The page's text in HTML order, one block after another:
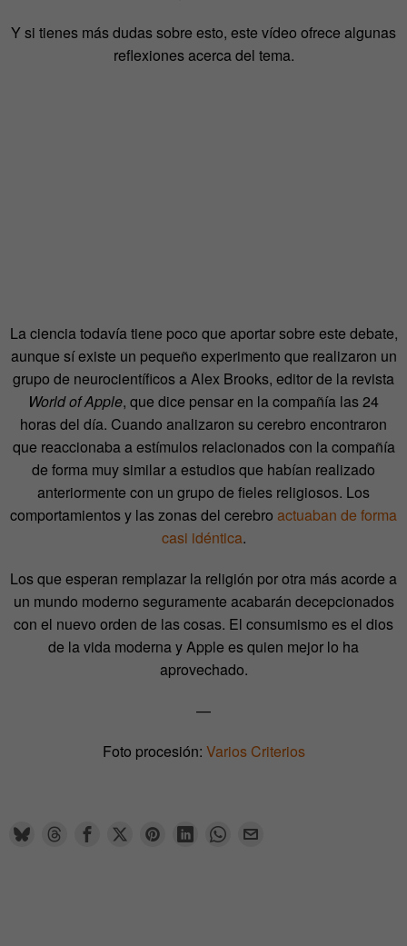
Y si tienes más dudas sobre esto, este vídeo ofrece algunas
reflexiones acerca del tema.
La ciencia todavía tiene poco que aportar sobre este debate,
aunque sí existe un pequeño experimento que realizaron un
grupo de neurocientíficos a Alex Brooks, editor de la revista
World of Apple, que dice pensar en la compañía las 24
horas del día. Cuando analizaron su cerebro encontraron
que reaccionaba a estímulos relacionados con la compañía
de forma muy similar a estudios que habían realizado
anteriormente con un grupo de fieles religiosos. Los
comportamientos y las zonas del cerebro actuaban de forma
casi idéntica.
Los que esperan remplazar la religión por otra más acorde a
un mundo moderno seguramente acabarán decepcionados
con el nuevo orden de las cosas. El consumismo es el dios
de la vida moderna y Apple es quien mejor lo ha
aprovechado.
—
Foto procesión: Varios Criterios